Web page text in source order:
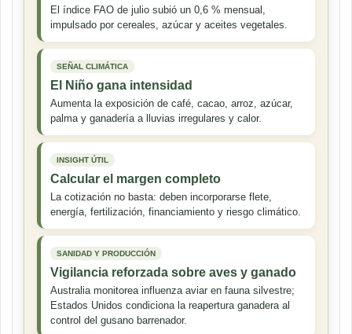
El índice FAO de julio subió un 0,6 % mensual,
impulsado por cereales, azúcar y aceites vegetales.
SEÑAL CLIMÁTICA
El Niño gana intensidad
Aumenta la exposición de café, cacao, arroz, azúcar,
palma y ganadería a lluvias irregulares y calor.
INSIGHT ÚTIL
Calcular el margen completo
La cotización no basta: deben incorporarse flete,
energía, fertilización, financiamiento y riesgo climático.
SANIDAD Y PRODUCCIÓN
Vigilancia reforzada sobre aves y ganado
Australia monitorea influenza aviar en fauna silvestre;
Estados Unidos condiciona la reapertura ganadera al
control del gusano barrenador.